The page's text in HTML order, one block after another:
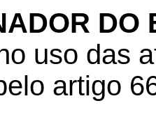
DO
uso das
artigo